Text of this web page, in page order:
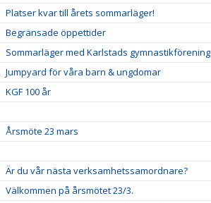
Platser kvar till årets sommarläger!
Begränsade öppettider
Sommarläger med Karlstads gymnastikförening
Jumpyard för våra barn & ungdomar
KGF 100 år
Årsmöte 23 mars
Är du vår nästa verksamhetssamordnare?
Välkommen på årsmötet 23/3.